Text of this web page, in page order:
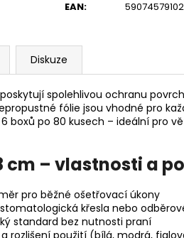
EAN:
Diskuze
spolehlivou ochranu
fólie jsou vhodné pro
boxů po 80 kusech – ideální pro
cm – vlastnosti a
pro běžné ošetřovací úkony
křesla nebo
standard bez nutnosti praní